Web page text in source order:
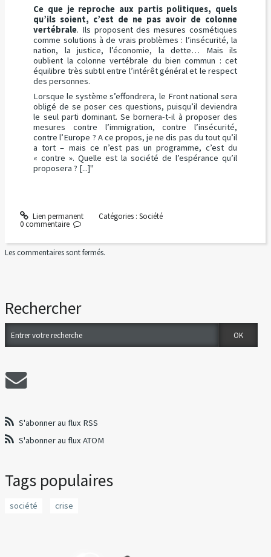
Rechercher
S'abonner au flux RSS
S'abonner au flux ATOM
Tags populaires
société crise
Ce que je reproche aux partis politiques, quels
qu’ils soient, c’est de ne pas avoir de colonne
vertébrale. Ils proposent des mesures cosmétiques
comme solutions à de vrais problèmes : l’insécurité, la
nation, la justice, l’économie, la dette… Mais ils
oublient la colonne vertébrale du bien commun : cet
équilibre très subtil entre l’intérêt général et le respect
des personnes.
Lorsque le système s’effondrera, le Front national sera
obligé de se poser ces questions, puisqu’il deviendra
le seul parti dominant. Se bornera-t-il à proposer des
mesures contre l’immigration, contre l’insécurité,
contre l’Europe ? A ce propos, je ne dis pas du tout qu’il
a tort – mais ce n’est pas un programme, c’est du
« contre ». Quelle est la société de l’espérance qu’il
proposera ? [...]"
Lien permanent Catégories : Société
0 commentaire
Les commentaires sont fermés.